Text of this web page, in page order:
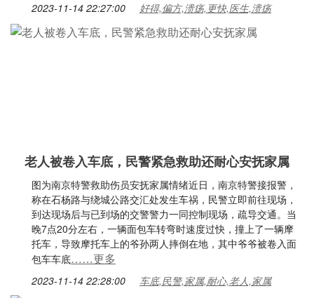
2023-11-14 22:27:00 好得,偏方,溃疡,更快,医生,溃疡
老人被卷入车底，民警紧急救助还耐心安抚家属
图为南京特警救助伤员安抚家属情绪近日，南京特警接报警，
称在石杨路与绕城公路交汇处发生车祸，民警立即前往现场，
到达现场后与已到场的交警警力一同控制现场，疏导交通。当
晚7点20分左右，一辆面包车转弯时速度过快，撞上了一辆摩
托车，导致摩托车上的爷孙两人摔倒在地，其中爷爷被卷入面
包车车底……更多
2023-11-14 22:28:00 车底,民警,家属,耐心,老人,家属